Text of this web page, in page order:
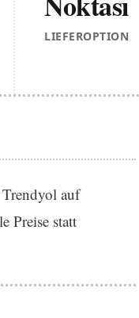
LIEFEROPTION
auf
Preise statt